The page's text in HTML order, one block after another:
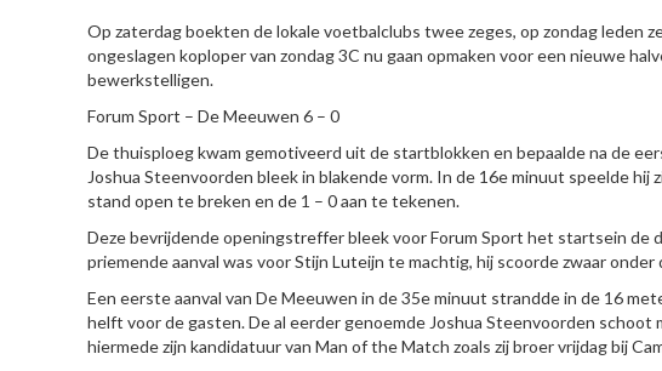
Op zaterdag boekten de lokale voetbalclubs twee zeges, op zondag leden
ongeslagen koploper van zondag 3C nu gaan opmaken voor een nieuwe
bewerkstelligen.
Forum Sport – De Meeuwen 6 – 0
De thuisploeg kwam gemotiveerd uit de startblokken en bepaalde na de
Joshua Steenvoorden bleek in blakende vorm. In de 16e minuut speelde
stand open te breken en de 1 – 0 aan te tekenen.
Deze bevrijdende openingstreffer bleek voor Forum Sport het startsein de
priemende aanval was voor Stijn Luteijn te machtig, hij scoorde zwaar
Een eerste aanval van De Meeuwen in de 35e minuut strandde in de 16
helft voor de gasten. De al eerder genoemde Joshua Steenvoorden
hiermede zijn kandidatuur van Man of the Match zoals zij broer vrijdag bij